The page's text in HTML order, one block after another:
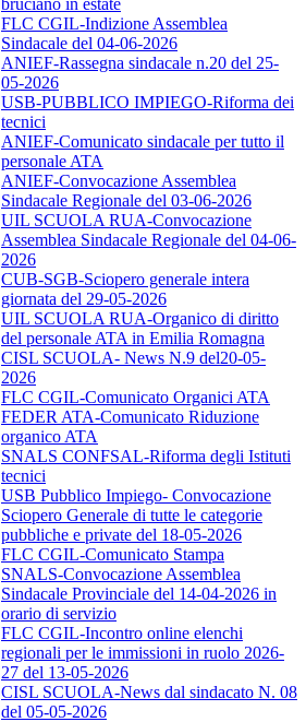
bruciano in estate
FLC CGIL-Indizione Assemblea
Sindacale del 04-06-2026
ANIEF-Rassegna sindacale n.20 del 25-
05-2026
USB-PUBBLICO IMPIEGO-Riforma dei
tecnici
ANIEF-Comunicato sindacale per tutto il
personale ATA
ANIEF-Convocazione Assemblea
Sindacale Regionale del 03-06-2026
UIL SCUOLA RUA-Convocazione
Assemblea Sindacale Regionale del 04-06-
2026
CUB-SGB-Sciopero generale intera
giornata del 29-05-2026
UIL SCUOLA RUA-Organico di diritto
del personale ATA in Emilia Romagna
CISL SCUOLA- News N.9 del20-05-
2026
FLC CGIL-Comunicato Organici ATA
FEDER ATA-Comunicato Riduzione
organico ATA
SNALS CONFSAL-Riforma degli Istituti
tecnici
USB Pubblico Impiego- Convocazione
Sciopero Generale di tutte le categorie
pubbliche e private del 18-05-2026
FLC CGIL-Comunicato Stampa
SNALS-Convocazione Assemblea
Sindacale Provinciale del 14-04-2026 in
orario di servizio
FLC CGIL-Incontro online elenchi
regionali per le immissioni in ruolo 2026-
27 del 13-05-2026
CISL SCUOLA-News dal sindacato N. 08
del 05-05-2026